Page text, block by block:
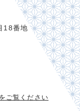
18番地
ご覧ください